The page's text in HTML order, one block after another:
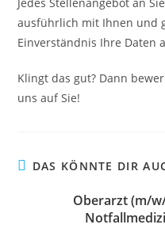
ausführlich mit Ihnen und
Einverständnis Ihre Daten
Klingt das gut? Dann
uns auf Sie!
DAS KÖNNTE DIR
Oberarzt (m/